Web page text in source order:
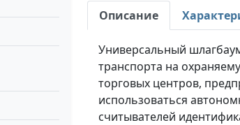
Описание
Универсальный
транспорта на
торговых центров,
использоваться
считывателей